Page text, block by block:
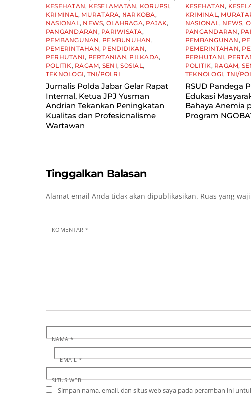
KESEHATAN, KESELAMATAN, KORUPSI,
KRIMINAL, MURATARA, NARKOBA,
NASIONAL, NEWS, OLAHRAGA, PAJAK,
PANGANDARAN, PARIWISATA,
PEMBANGUNAN, PEMBUNUHAN,
PEMERINTAHAN, PENDIDIKAN,
PERHUTANI, PERTANIAN, PILKADA,
POLITIK, RAGAM, SENI,SOSIAL,
TEKNOLOGI, TNI/POLRI
Jurnalis Polda Jabar Gelar Rapat
Internal, Ketua JPJ Yusman
Andrian Tekankan Peningkatan
Kualitas dan Profesionalisme
Wartawan
KESEHATAN,
KRIMINAL,
NASIONAL, NEWS,
PANGANDARAN,
PEMBANGUNAN,
PEMERINTAHAN,
PERHUTANI,
POLITIK, RAGAM,
TEKNOLOGI, TNI/
RSUD Pandega
Edukasi
Bahaya Anemia
Program
Tinggalkan Balasan
Alamat email Anda tidak akan dipublikasikan. Ruas yang
KOMENTAR*
NAMA*
EMAIL*
SITUS WEB
Simpan nama, email, dan situs web saya pada peramban ini